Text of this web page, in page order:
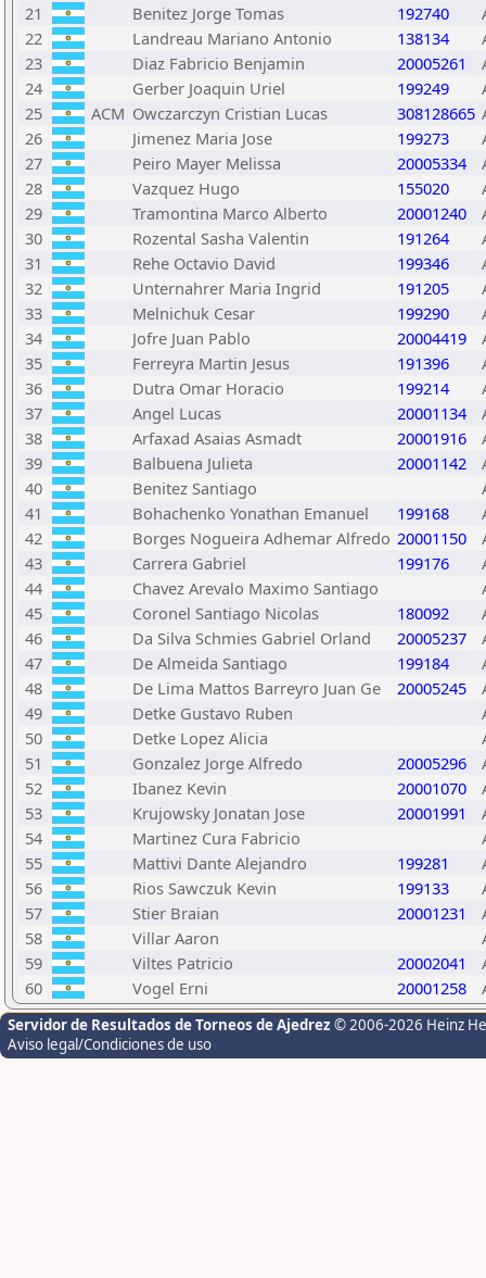
21
Benitez Jorge Tomas 192740
22
Landreau Mariano Antonio 138134
23
Diaz Fabricio Benjamin 20005261
24
Gerber Joaquin Uriel 199249
25
ACM Owczarczyn Cristian Lucas 308128665
26
Jimenez Maria Jose 199273
27
Peiro Mayer Melissa 20005334
28
Vazquez Hugo 155020
29
Tramontina Marco Alberto 20001240
30
Rozental Sasha Valentin 191264
31
Rehe Octavio David 199346
32
Unternahrer Maria Ingrid 191205
33
Melnichuk Cesar 199290
34
Jofre Juan Pablo 20004419
35
Ferreyra Martin Jesus 191396
36
Dutra Omar Horacio 199214
37
Angel Lucas 20001134
38
Arfaxad Asaias Asmadt 20001916
39
Balbuena Julieta 20001142
40
Benitez Santiago
41
Bohachenko Yonathan Emanuel 199168
42
Borges Nogueira Adhemar Alfredo 20001150
43
Carrera Gabriel 199176
44
Chavez Arevalo Maximo Santiago
45
Coronel Santiago Nicolas 180092
46
Da Silva Schmies Gabriel Orland 20005237
47
De Almeida Santiago 199184
48
De Lima Mattos Barreyro Juan Ge 20005245
49
Detke Gustavo Ruben
50
Detke Lopez Alicia
51
Gonzalez Jorge Alfredo 20005296
52
Ibanez Kevin 20001070
53
Krujowsky Jonatan Jose 20001991
54
Martinez Cura Fabricio
55
Mattivi Dante Alejandro 199281
56
Rios Sawczuk Kevin 199133
57
Stier Braian 20001231
58
Villar Aaron
59
Viltes Patricio 20002041
60
Vogel Erni 20001258
Servidor de Resultados de Torneos de Ajedrez © 2006-2026 Heinz
Aviso legal/Condiciones de uso